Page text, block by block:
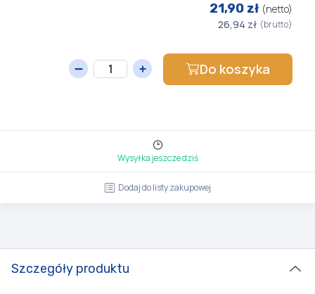
21,90 zł (netto)
26,94 zł (brutto)
Do koszyka
Wysyłka jeszcze dziś
Dodaj do listy zakupowej
Szczegóły produktu